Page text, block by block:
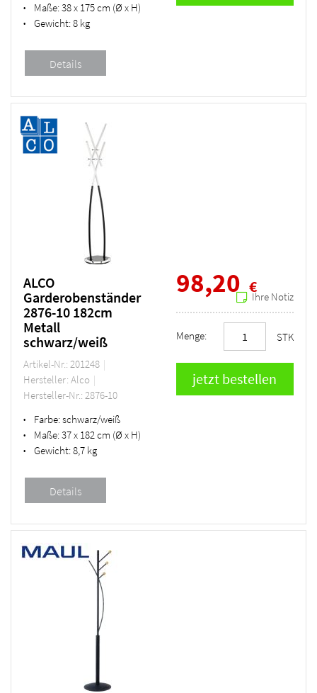
• Maße:38 x 175 cm (Ø x H)
• Gewicht:8 kg
ALCO
Garderobenständer
2876-10 182cm
Metall
schwarz/weiß
Artikel-Nr.: 201248
Hersteller: Alco
Hersteller-Nr.: 2876-10
• Farbe:schwarz/weiß
• Maße:37 x 182 cm (Ø x H)
• Gewicht:8,7 kg
98,20 €
Ihre Notiz
Menge: STK